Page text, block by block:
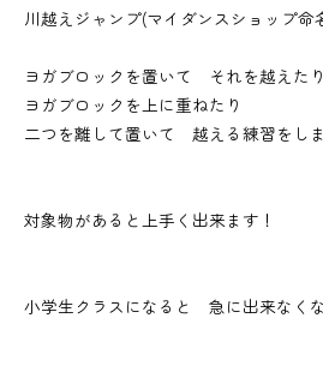
川越えジャンプ(マイダンスショップ
ヨガブロックを置いて それを越えたり
ヨガブロックを上に重ねたり
二つを離して置いて 越える練習をし
対象物があると上手く出来ます！
小学生クラスになると 急に出来なく